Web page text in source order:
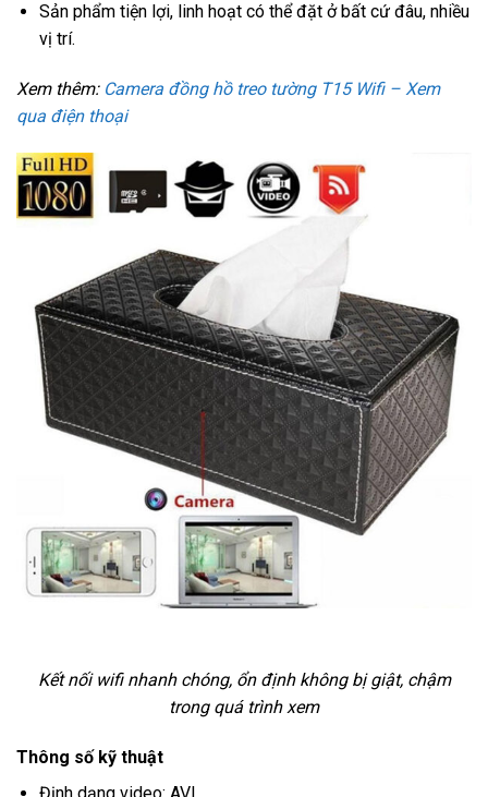
Sản phẩm tiện lợi, linh hoạt có thể đặt ở bất cứ đâu, nhiều
vị trí.
Xem thêm: Camera đồng hồ treo tường T15 Wifi – Xem
qua điện thoại
Kết nối wifi nhanh chóng, ổn định không bị giật, chậm
trong quá trình xem
Thông số kỹ thuật
Định dạng video: AVI